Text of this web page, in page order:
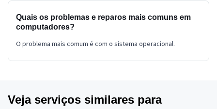
Quais os problemas e reparos mais comuns em
computadores?
O problema mais comum é com o sistema operacional.
Veja serviços similares para